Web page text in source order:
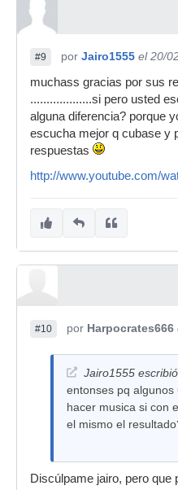
#9 por Jairo1555 el 20/
muchass gracias por sus
...................si pero usted
alguna diferencia? porque
escucha mejor q cubase y
respuestas
http://www.youtube.com/
#10 por Harpocrates666
Jairo1555
entonses pq
hacer musica si con
el mismo el
Discúlpame jairo, pero que